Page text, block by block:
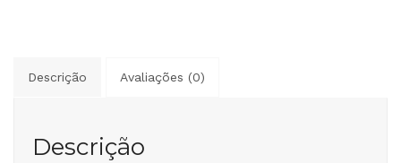
Descrição Avaliações (0)
Descrição